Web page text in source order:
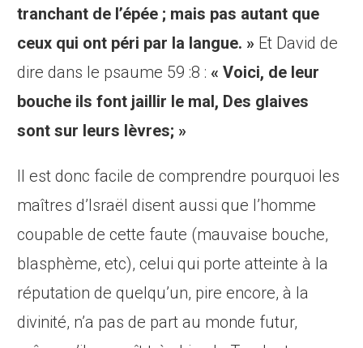
tranchant de l’épée ; mais pas autant que
ceux qui ont péri par la langue. » Et David de
dire dans le psaume 59 :8 :« Voici, de leur
bouche ils font jaillir le mal, Des glaives
sont sur leurs lèvres; »
Il est donc facile de comprendre pourquoi les
maîtres d’Israël disent aussi que l’homme
coupable de cette faute (mauvaise bouche,
blasphème, etc), celui qui porte atteinte à la
réputation de quelqu’un, pire encore, à la
divinité, n’a pas de part au monde futur,